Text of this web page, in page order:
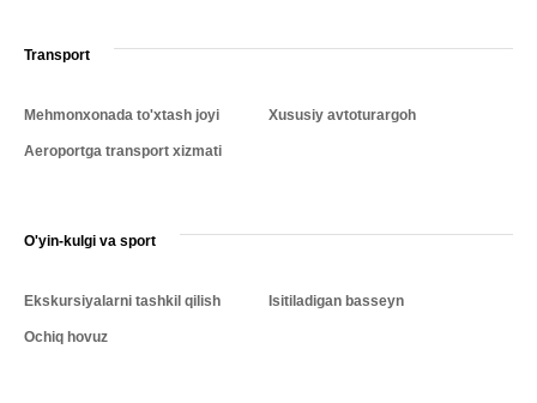
Transport
Mehmonxonada to'xtash joyi
Aeroportga transport xizmati
Xususiy avtoturargoh
O'yin-kulgi va sport
Ekskursiyalarni tashkil qilish
Ochiq hovuz
Isitiladigan basseyn